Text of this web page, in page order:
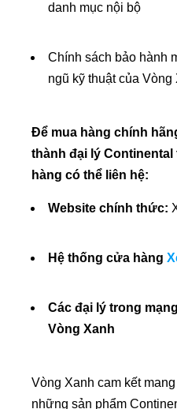
danh mục nội bộ
Chính sách bảo hành
ngũ kỹ thuật của Vòng
Để mua hàng chính
thành đại lý Continental
hàng có thể liên hệ:
Website chính thức:
Hệ thống cửa hàng
Các đại lý trong
Vòng Xanh
Vòng Xanh cam kết
những sản phẩm